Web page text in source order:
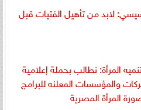
لابد من تأهيل الفتيات قبل
المرأة: نطالب بحملة إعلامية
والمؤسسات المعلنه للبرامج
المرأة المصرية